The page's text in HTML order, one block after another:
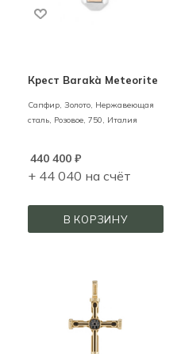
Крест Barakà Meteorite
Сапфир, Золото, Нержавеющая
сталь, Розовое, 750, Италия
440 400 ₽
+ 44 040 на счёт
В КОРЗИНУ